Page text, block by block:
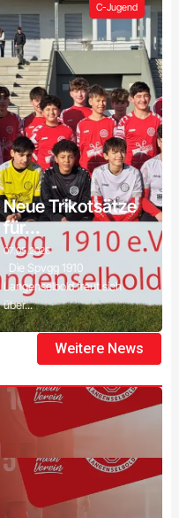
C-Jugend
Neue Trikotsätze
für...
07.05.2026
Die Spvgg 1910
Langenselbold freut sich
über...
Weitere News